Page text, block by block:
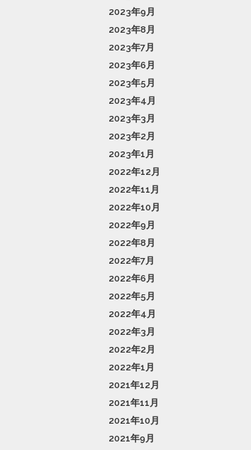
2023年9月
2023年8月
2023年7月
2023年6月
2023年5月
2023年4月
2023年3月
2023年2月
2023年1月
2022年12月
2022年11月
2022年10月
2022年9月
2022年8月
2022年7月
2022年6月
2022年5月
2022年4月
2022年3月
2022年2月
2022年1月
2021年12月
2021年11月
2021年10月
2021年9月